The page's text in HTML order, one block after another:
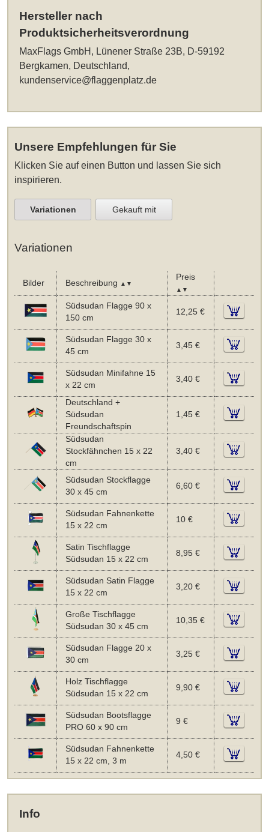
Hersteller nach
Produktsicherheitsverordnung
MaxFlags GmbH, Lünener Straße 23B, D-59192
Bergkamen, Deutschland,
kundenservice@flaggenplatz.de
Unsere Empfehlungen für Sie
Klicken Sie auf einen Button und lassen Sie sich
inspirieren.
Variationen Gekauft mit
Variationen
Bilder Beschreibung ▲▼
Preis
▲▼
Südsudan Flagge 90 x
150 cm
12,25 €
Südsudan Flagge 30 x
45 cm
3,45 €
Südsudan Minifahne 15
x 22 cm
3,40 €
Deutschland +
Südsudan
Freundschaftspin
1,45 €
Südsudan
Stockfähnchen 15 x 22
cm
3,40 €
Südsudan Stockflagge
30 x 45 cm
6,60 €
Südsudan Fahnenkette
15 x 22 cm
10 €
Satin Tischflagge
Südsudan 15 x 22 cm
8,95 €
Südsudan Satin Flagge
15 x 22 cm
3,20 €
Große Tischflagge
Südsudan 30 x 45 cm
10,35 €
Südsudan Flagge 20 x
30 cm
3,25 €
Holz Tischflagge
Südsudan 15 x 22 cm
9,90 €
Südsudan Bootsflagge
PRO 60 x 90 cm
9 €
Südsudan Fahnenkette
15 x 22 cm, 3 m
4,50 €
Info